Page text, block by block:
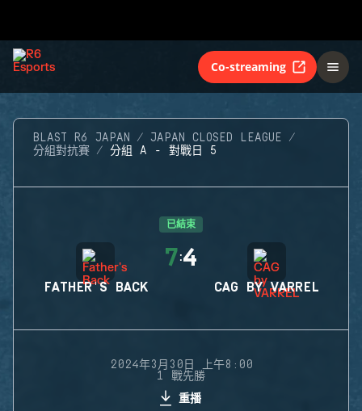
Co-streaming
BLAST R6 JAPAN
JAPAN CLOSED LEAGUE
分組對抗賽
分組 A - 對戰日 5
已結束
FATHER'S BACK
7:4
CAG BY VARREL
2024年3月30日 上午8:00
1 戰先勝
重播